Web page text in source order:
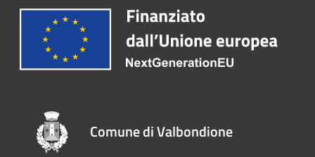
Comune di Valbondione